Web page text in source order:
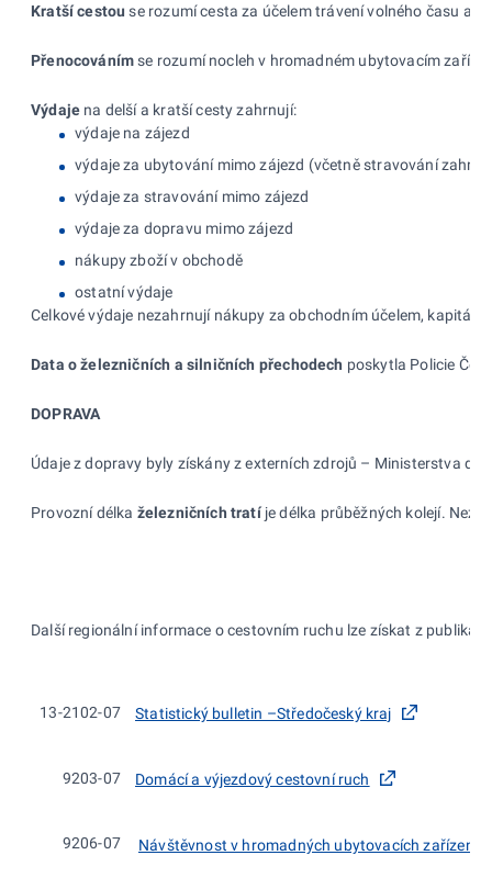
Kratší cestou se rozumí cesta za účelem trávení volného času a
Přenocovánímse rozumí nocleh v hromadném ubytovacím
Výdaje na delší a kratší cesty zahrnují:
výdaje na zájezd
výdaje za ubytování mimo zájezd (včetně stravování
výdaje za stravování mimo zájezd
výdaje za dopravu mimo zájezd
nákupy zboží v obchodě
ostatní výdaje
Celkové výdaje nezahrnují nákupy za obchodním účelem,
Data o železničních a silničních přechodech poskytla Policie
DOPRAVA
Údaje z dopravy byly získány z externích zdrojů – Ministerstva
Provozní délka železničních tratíje délka průběžných kolejí.
Další regionální informace o cestovním ruchu lze získat z publikací
13-2102-07 Statistický bulletin –Středočeský kraj
9203-07 Domácí a výjezdový cestovní ruch
9206-07 Návštěvnost v hromadných ubytovacích